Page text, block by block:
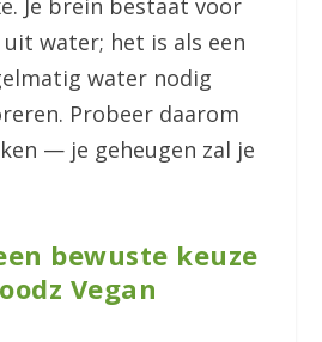
Je brein bestaat voor
water; het is als een
water nodig
Probeer daarom
— je geheugen zal je
bewuste keuze
Vegan